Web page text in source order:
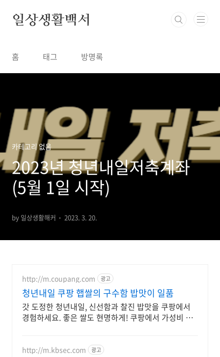
일상생활백서
홈 태그 방명록
카테고리 없음
2023년 청년내일저축계좌
(5월 1일 시작)
by 일상생활해커 2023. 3. 20.
http://m.coupang.com 광고
청년내일 쿠팡 햅쌀의 구수함 밥맛이 일품
갓 도정한 청년내일, 신선함과 찰진 밥맛을 쿠팡에서
경험하세요. 좋은 쌀도 현명하게! 쿠팡에서 가성비 좋
http://m.kbsec.com 광고